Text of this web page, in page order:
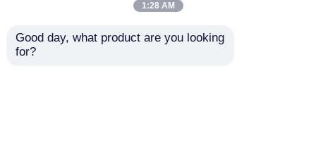
1:28 AM
Good day, what product are you looking
for?